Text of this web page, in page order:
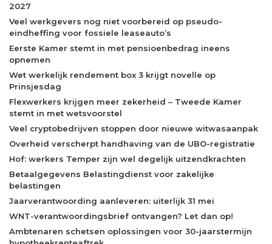
2027
Veel werkgevers nog niet voorbereid op pseudo-
eindheffing voor fossiele leaseauto’s
Eerste Kamer stemt in met pensioenbedrag ineens
opnemen
Wet werkelijk rendement box 3 krijgt novelle op
Prinsjesdag
Flexwerkers krijgen meer zekerheid – Tweede Kamer
stemt in met wetsvoorstel
Veel cryptobedrijven stoppen door nieuwe witwasaanpak
Overheid verscherpt handhaving van de UBO-registratie
Hof: werkers Temper zijn wel degelijk uitzendkrachten
Betaalgegevens Belastingdienst voor zakelijke
belastingen
Jaarverantwoording aanleveren: uiterlijk 31 mei
WNT-verantwoordingsbrief ontvangen? Let dan op!
Ambtenaren schetsen oplossingen voor 30-jaarstermijn